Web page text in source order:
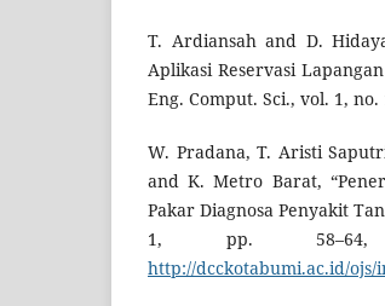
T. Ardiansah and D.
Aplikasi Reservasi
Eng. Comput. Sci., vol. 1,
W. Pradana, T. Aristi
and K. Metro Barat,
Pakar Diagnosa Penyakit
1, pp. 58–64,
http://dcckotabumi.ac.id/